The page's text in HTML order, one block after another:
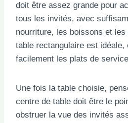
doit être assez grande pour
tous les invités, avec
nourriture, les boissons et
table rectangulaire est
facilement les plats de
Une fois la table choisie,
centre de table doit être le
obstruer la vue des invités